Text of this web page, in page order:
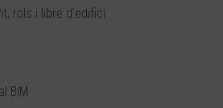
rols i libre d’edifici
BIM